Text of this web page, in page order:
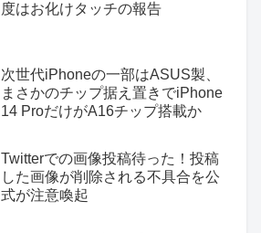
度はお化けタッチの報告
次世代iPhoneの一部はASUS製、
まさかのチップ据え置きでiPhone
14 ProだけがA16チップ搭載か
Twitterでの画像投稿待った！投稿
した画像が削除される不具合を公
式が注意喚起